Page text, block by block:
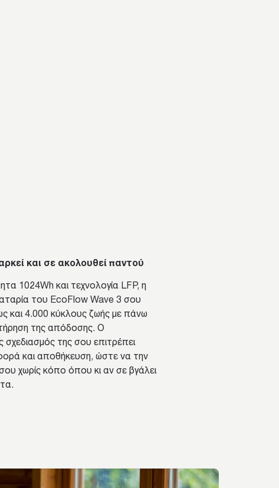
και σε ακολουθεί παντού
1024Wh και τεχνολογία LFP, η
του EcoFlow Wave 3 σου
και 4.000 κύκλους ζωής με πάνω
της απόδοσης. Ο
της σου επιτρέπει
και αποθήκευση, ώστε να την
σου χωρίς κόπο όπου κι αν σε βγάλει